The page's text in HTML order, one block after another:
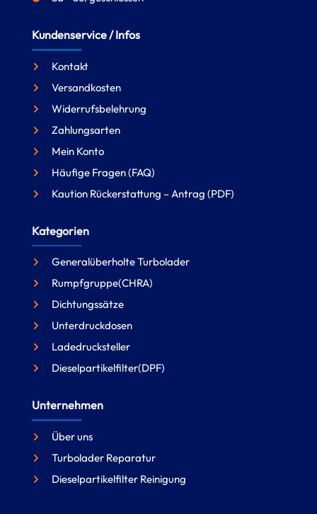
Kundenservice / Infos
Kontakt
Versandkosten
Widerrufsbelehrung
Zahlungsarten
Mein Konto
Häufige Fragen (FAQ)
Kaution Rückerstattung – Antrag (PDF)
Kategorien
Generalüberholte Turbolader
Rumpfgruppe(CHRA)
Dichtungssätze
Unterdruckdosen
Ladedrucksteller
Dieselpartikelfilter(DPF)
Unternehmen
Über uns
Turbolader Reparatur
Dieselpartikelfilter Reinigung